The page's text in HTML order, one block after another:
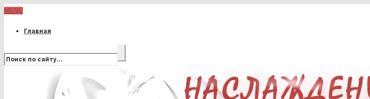
MENU
Главная